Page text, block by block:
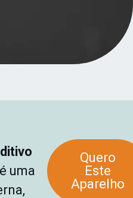
é uma
Quero
Este
Aparelho